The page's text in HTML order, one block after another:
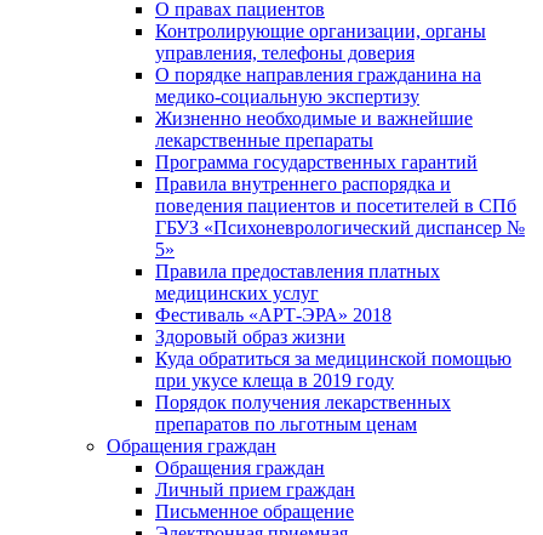
О правах пациентов
Контролирующие организации, органы
управления, телефоны доверия
О порядке направления гражданина на
медико-социальную экспертизу
Жизненно необходимые и важнейшие
лекарственные препараты
Программа государственных гарантий
Правила внутреннего распорядка и
поведения пациентов и посетителей в СПб
ГБУЗ «Психоневрологический диспансер №
5»
Правила предоставления платных
медицинских услуг
Фестиваль «АРТ-ЭРА» 2018
Здоровый образ жизни
Куда обратиться за медицинской помощью
при укусе клеща в 2019 году
Порядок получения лекарственных
препаратов по льготным ценам
Обращения граждан
Обращения граждан
Личный прием граждан
Письменное обращение